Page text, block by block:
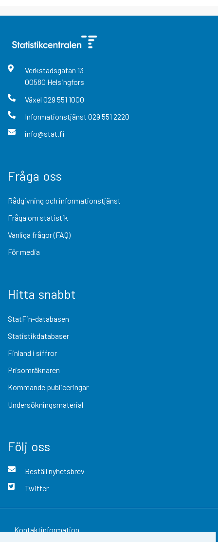
Verkstadsgatan 13
00580 Helsingfors
Växel 029 551 1000
Informationstjänst 029 551 2220
info@stat.fi
Fråga oss
Rådgivning och informationstjänst
Fråga om statistik
Vanliga frågor (FAQ)
För media
Hitta snabbt
StatFin-databasen
Statistikdatabaser
Finland i siffror
Prisomräknaren
Kommande publiceringar
Undersökningsmaterial
Följ oss
Beställ nyhetsbrev
Twitter
Kontaktinformation